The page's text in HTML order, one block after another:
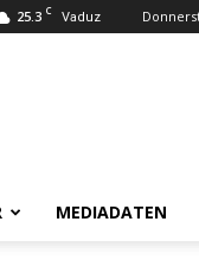
25.3 C Vaduz
MEDIADATEN